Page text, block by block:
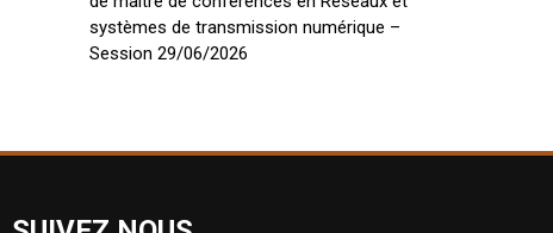
systèmes de transmission numérique –
Session 29/06/2026